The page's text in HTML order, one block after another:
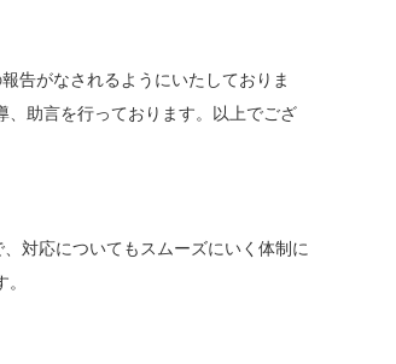
告がなされるようにいたしておりま
助言を行っております。以上でござ
対応についてもスムーズにいく体制に